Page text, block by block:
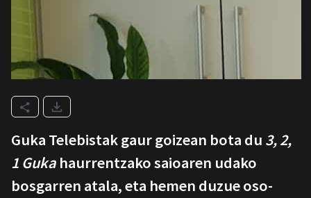
Guka Telebistak gaur goizean bota du 3, 2,
1 Guka haurrentzako saioaren udako
bosgarren atala, eta hemen duzue oso-